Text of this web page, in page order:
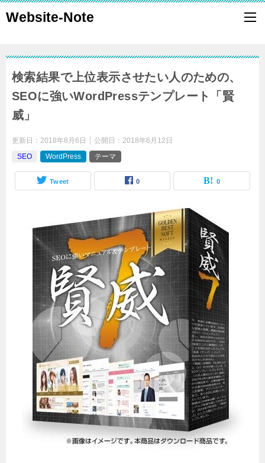
Website-Note
検索結果で上位表示させたい人のための、
SEOに強いWordPressテンプレート「賢
威」
更新日： 2018年8月6日 公開日： 2018年6月12日
SEO
WordPress テーマ
Tweet 0 0